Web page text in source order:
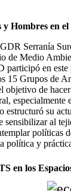
Hombres en
Serranía
de Medio
en este
15 Grupos de
objetivo de
especialmente
estructuró su
sensibilizar al
políticas
política y
en los